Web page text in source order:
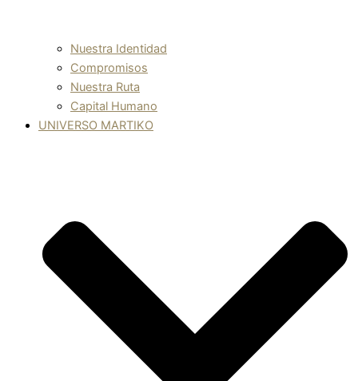
Nuestra Identidad
Compromisos
Nuestra Ruta
Capital Humano
UNIVERSO MARTIKO